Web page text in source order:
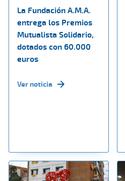
La Fundación A.M.A.
entrega los Premios
Mutualista Solidario,
dotados con 60.000
euros
Ver noticia